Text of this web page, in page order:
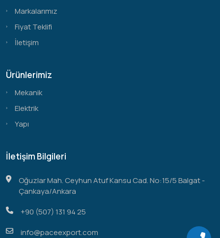
Markalarımız
Fiyat Teklifi
İletişim
Ürünlerimiz
Mekanik
Elektrik
Yapı
İletişim Bilgileri
Oğuzlar Mah. Ceyhun Atuf Kansu Cad. No:15/5 Balgat -
Çankaya/Ankara
+90 (507) 131 94 25
info@paceexport.com